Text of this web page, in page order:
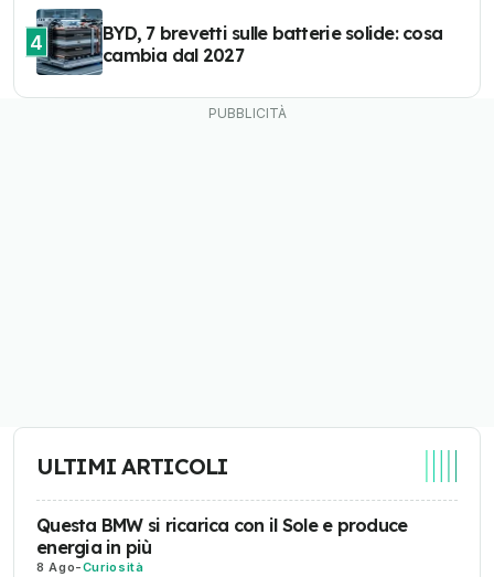
4
BYD, 7 brevetti sulle batterie solide: cosa
cambia dal 2027
ULTIMI ARTICOLI
Questa BMW si ricarica con il Sole e produce
energia in più
8 Ago-Curiosità